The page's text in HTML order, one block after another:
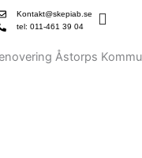
Kontakt@skepiab.se
tel: 011-461 39 04
Åstorps